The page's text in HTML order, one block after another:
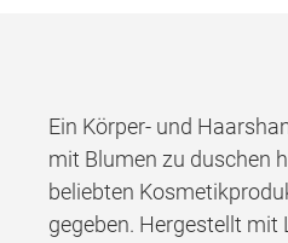
Ein Körper- und
mit Blumen zu duschen
beliebten
gegeben. Hergestellt mit